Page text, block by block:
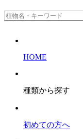
HOME
種類から探す
初めての方へ